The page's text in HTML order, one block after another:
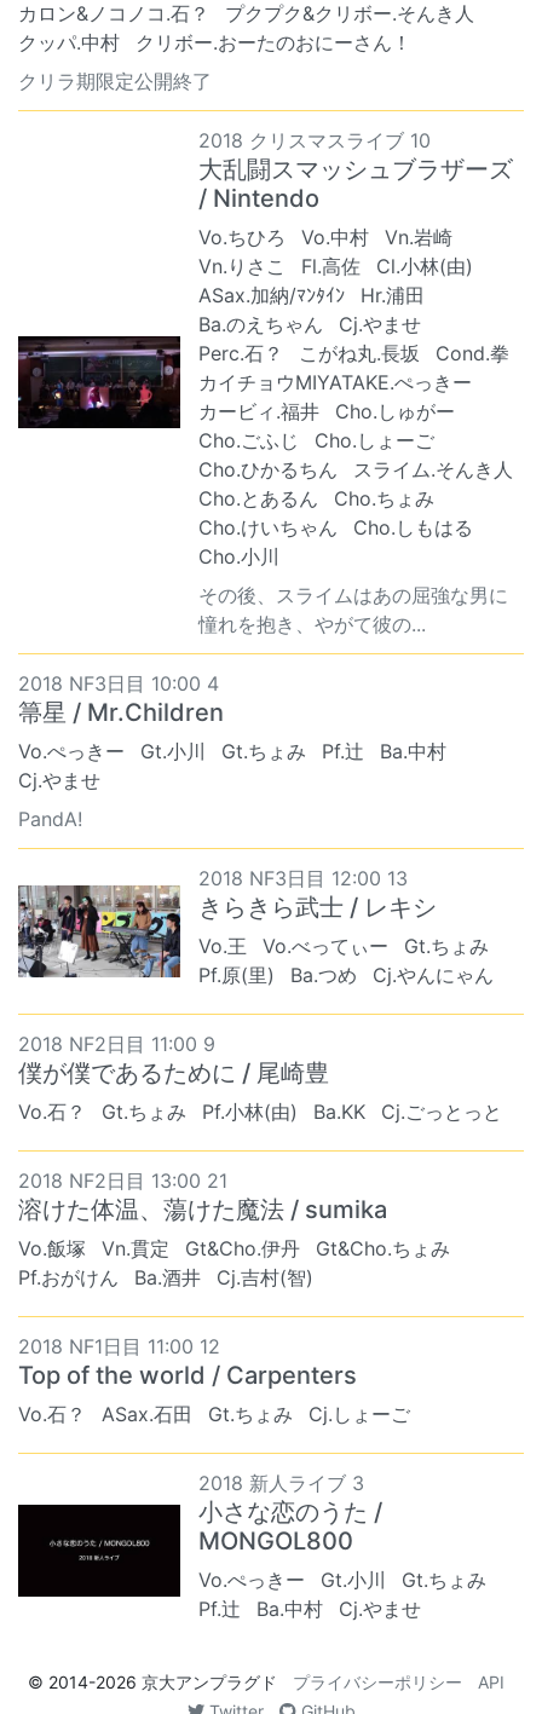
カロン&ノコノコ.石？
プクプク&クリボー.そんき人
クッパ.中村
クリボー.おーたのおにーさん！
クリラ期限定公開終了
2018 クリスマスライブ 10
大乱闘スマッシュブラザーズ
/ Nintendo
Vo.ちひろ Vo.中村
Vn.岩崎
Vn.りさこ
Fl.高佐
Cl.小林(由)
ASax.加納/ﾏﾝﾀｲﾝ
Hr.浦田
Ba.のえちゃん
Cj.やませ
Perc.石？
こがね丸.長坂
Cond.拳
カイチョウMIYATAKE.ぺっきー
カービィ.福井
Cho.しゅがー
Cho.ごふじ
Cho.しょーご
Cho.ひかるちん
スライム.そんき人
Cho.とあるん
Cho.ちょみ
Cho.けいちゃん
Cho.しもはる
Cho.小川
その後、スライムはあの屈強な男に
憧れを抱き、やがて彼の...
2018 NF3日目 10:00 4
箒星 / Mr.Children
Vo.ぺっきー Gt.小川 Gt.ちょみ Pf.辻
Ba.中村
Cj.やませ
PandA!
2018 NF3日目 12:00 13
きらきら武士 / レキシ
Vo.王 Vo.べってぃー
Gt.ちょみ
Pf.原(里)
Ba.つめ Cj.やんにゃん
2018 NF2日目 11:00 9
僕が僕であるために / 尾崎豊
Vo.石？ Gt.ちょみ Pf.小林(由) Ba.KK Cj.ごっとっと
2018 NF2日目 13:00 21
溶けた体温、蕩けた魔法 / sumika
Vo.飯塚 Vn.貫定 Gt&Cho.伊丹
Gt&Cho.ちょみ
Pf.おがけん
Ba.酒井 Cj.吉村(智)
2018 NF1日目 11:00 12
Top of the world / Carpenters
Vo.石？ ASax.石田 Gt.ちょみ Cj.しょーご
2018 新人ライブ 3
小さな恋のうた /
MONGOL800
Vo.ぺっきー Gt.小川
Gt.ちょみ
Pf.辻
Ba.中村 Cj.やませ
© 2014-2026 京大アンプラグド プライバシーポリシー
API